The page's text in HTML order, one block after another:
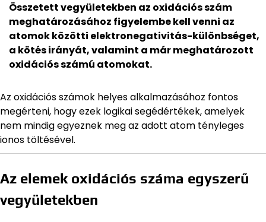
Összetett vegyületekben az oxidációs szám
meghatározásához figyelembe kell venni az
atomok közötti elektronegativitás-különbséget,
a kötés irányát, valamint a már meghatározott
oxidációs számú atomokat.
Az oxidációs számok helyes alkalmazásához fontos
megérteni, hogy ezek logikai segédértékek, amelyek
nem mindig egyeznek meg az adott atom tényleges
ionos töltésével.
Az elemek oxidációs száma egyszerű
vegyületekben